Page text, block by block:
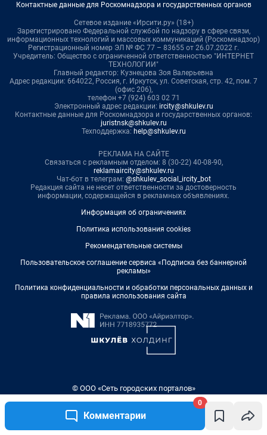
Комментарии
0
Контактные данные для Роскомнадзора и государственных органов
Сетевое издание «Ирсити.ру» (18+)
Зарегистрировано Федеральной службой по надзору в сфере связи,
информационных технологий и массовых коммуникаций (Роскомнадзор)
Регистрационный номер ЭЛ № ФС 77 – 83655 от 26.07.2022 г.
Учредитель: Общество с ограниченной ответственностью "ИНТЕРНЕТ
ТЕХНОЛОГИИ"
Главный редактор: Кузнецова Зоя Валерьевна
Адрес редакции: 664022, Россия, г. Иркутск, ул. Советская, стр. 42, пом. 7
(офис 206),
телефон +7 (924) 603 02 71
Электронный адрес редакции: ircity@shkulev.ru
Контактные данные для Роскомнадзора и государственных органов:
juristnsk@shkulev.ru
Техподдержка: help@shkulev.ru
РЕКЛАМА НА САЙТЕ
Связаться с рекламным отделом: 8 (30-22) 40-08-90,
reklamaircity@shkulev.ru
Чат-бот в телеграм: @shkulev_social_ircity_bot
Редакция сайта не несет ответственности за достоверность
информации, содержащейся в рекламных объявлениях.
Информация об ограничениях
Политика использования cookies
Рекомендательные системы
Пользовательское соглашение сервиса «Подписка без баннерной
рекламы»
Политика конфиденциальности и обработки персональных данных и
правила использования сайта
© ООО «Сеть городских порталов»